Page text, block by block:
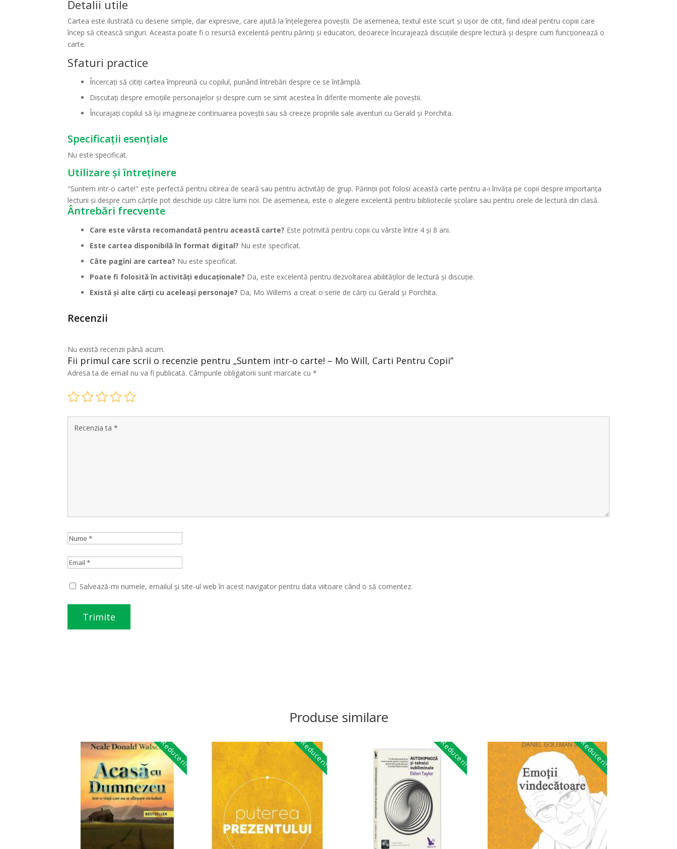
Detalii utile
Cartea este ilustrată cu desene simple, dar expresive, care ajută la înțelegerea poveștii. De asemenea, textul este scurt și ușor de citit, fiind ideal pentru copiii care
încep să citească singuri. Aceasta poate fi o resursă excelentă pentru părinți și educatori, deoarece încurajează discuțiile despre lectură și despre cum funcționează o
carte.
Sfaturi practice
Încercați să citiți cartea împreună cu copilul, punând întrebări despre ce se întâmplă.
Discutați despre emoțiile personajelor și despre cum se simt acestea în diferite momente ale poveștii.
Încurajați copilul să își imagineze continuarea poveștii sau să creeze propriile sale aventuri cu Gerald și Porchita.
Specificații esențiale
Nu este specificat.
Utilizare și întreținere
"Suntem intr-o carte!" este perfectă pentru citirea de seară sau pentru activități de grup. Părinții pot folosi această carte pentru a-i învăța pe copii despre importanța
lecturii și despre cum cărțile pot deschide uși către lumi noi. De asemenea, este o alegere excelentă pentru bibliotecile școlare sau pentru orele de lectură din clasă.
Ântrebări frecvente
Care este vârsta recomandată pentru această carte? Este potrivită pentru copii cu vârste între 4 și 8 ani.
Este cartea disponibilă în format digital? Nu este specificat.
Câte pagini are cartea? Nu este specificat.
Poate fi folosită în activități educaționale? Da, este excelentă pentru dezvoltarea abilităților de lectură și discuție.
Există și alte cărți cu aceleași personaje? Da, Mo Willems a creat o serie de cărți cu Gerald și Porchita.
Recenzii
Nu există recenzii până acum.
Fii primul care scrii o recenzie pentru „Suntem intr-o carte! – Mo Will, Carti Pentru Copii”
Adresa ta de email nu va fi publicată. Câmpurile obligatorii sunt marcate cu*
Salvează-mi numele, emailul și site-ul web în acest navigator pentru data viitoare când o să comentez.
Produse similare
Reduceri! Reduceri! Reduceri! Reduceri!